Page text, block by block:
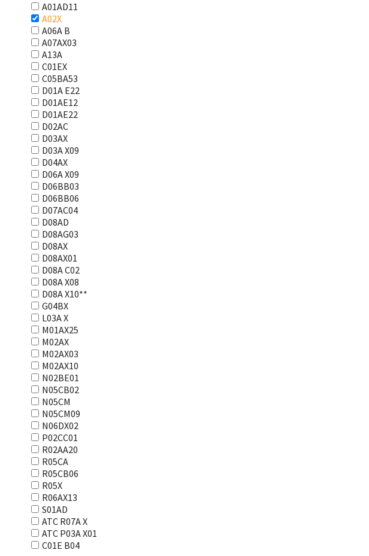
A01AD11
A02X
A06A В
A07AX03
A13A
C01EX
C05BA53
D01A E22
D01AE12
D01AE22
D02AC
D03AX
D03A X09
D04AX
D06A X09
D06BB03
D06BB06
D07AC04
D08AD
D08AG03
D08AX
D08AX01
D08А С02
D08А Х08
D08А Х10**
G04BX
L03А Х
M01AX25
M02AX
M02AX03
M02AX10
N02BE01
N05CB02
N05CM
N05CM09
N06DX02
P02CC01
R02AA20
R05CA
R05CB06
R05X
R06AX13
S01AD
АТС R07A X
АТС Р03А Х01
С01Е В04